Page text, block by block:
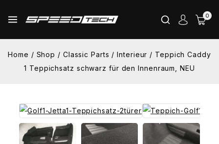
0
Home / Shop / Classic Parts / Interieur / Teppich Caddy
1 Teppichsatz schwarz für den Innenraum, NEU